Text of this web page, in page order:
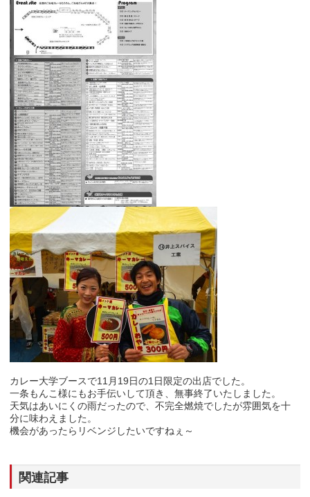
カレー大学ブースで11月19日の1日限定の出店でした。
一条もんこ様にもお手伝いして頂き、無事終了いたしました。
天気はあいにくの雨だったので、不完全燃焼でしたが雰囲気を十
分に味わえました。
機会があったらリベンジしたいですねぇ～
関連記事